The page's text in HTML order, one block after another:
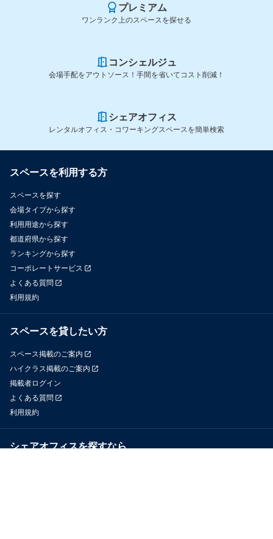
プレミアム
ワンランク上のスペースを探せる
コンシェルジュ
会場手配をアウトソース！手間を省いてコスト削減！
シェアオフィス
レンタルオフィス・コワーキングスペースを簡単検索
スペースを利用する方
スペースを探す
会場タイプから探す
利用用途から探す
都道府県から探す
ランキングから探す
コーポレートサービス
よくある質問
利用規約
スペースを貸したい方
スペース掲載のご案内
ハイクラス掲載のご案内
掲載者ログイン
よくある質問
利用規約
シェアオフィスを探すなら